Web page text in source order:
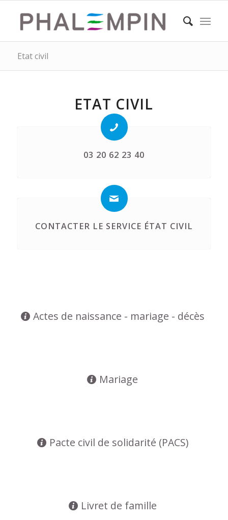
Etat civil
ETAT CIVIL
03 20 62 23 40
CONTACTER LE SERVICE ÉTAT CIVIL
Actes de naissance - mariage - décès
Mariage
Pacte civil de solidarité (PACS)
Livret de famille